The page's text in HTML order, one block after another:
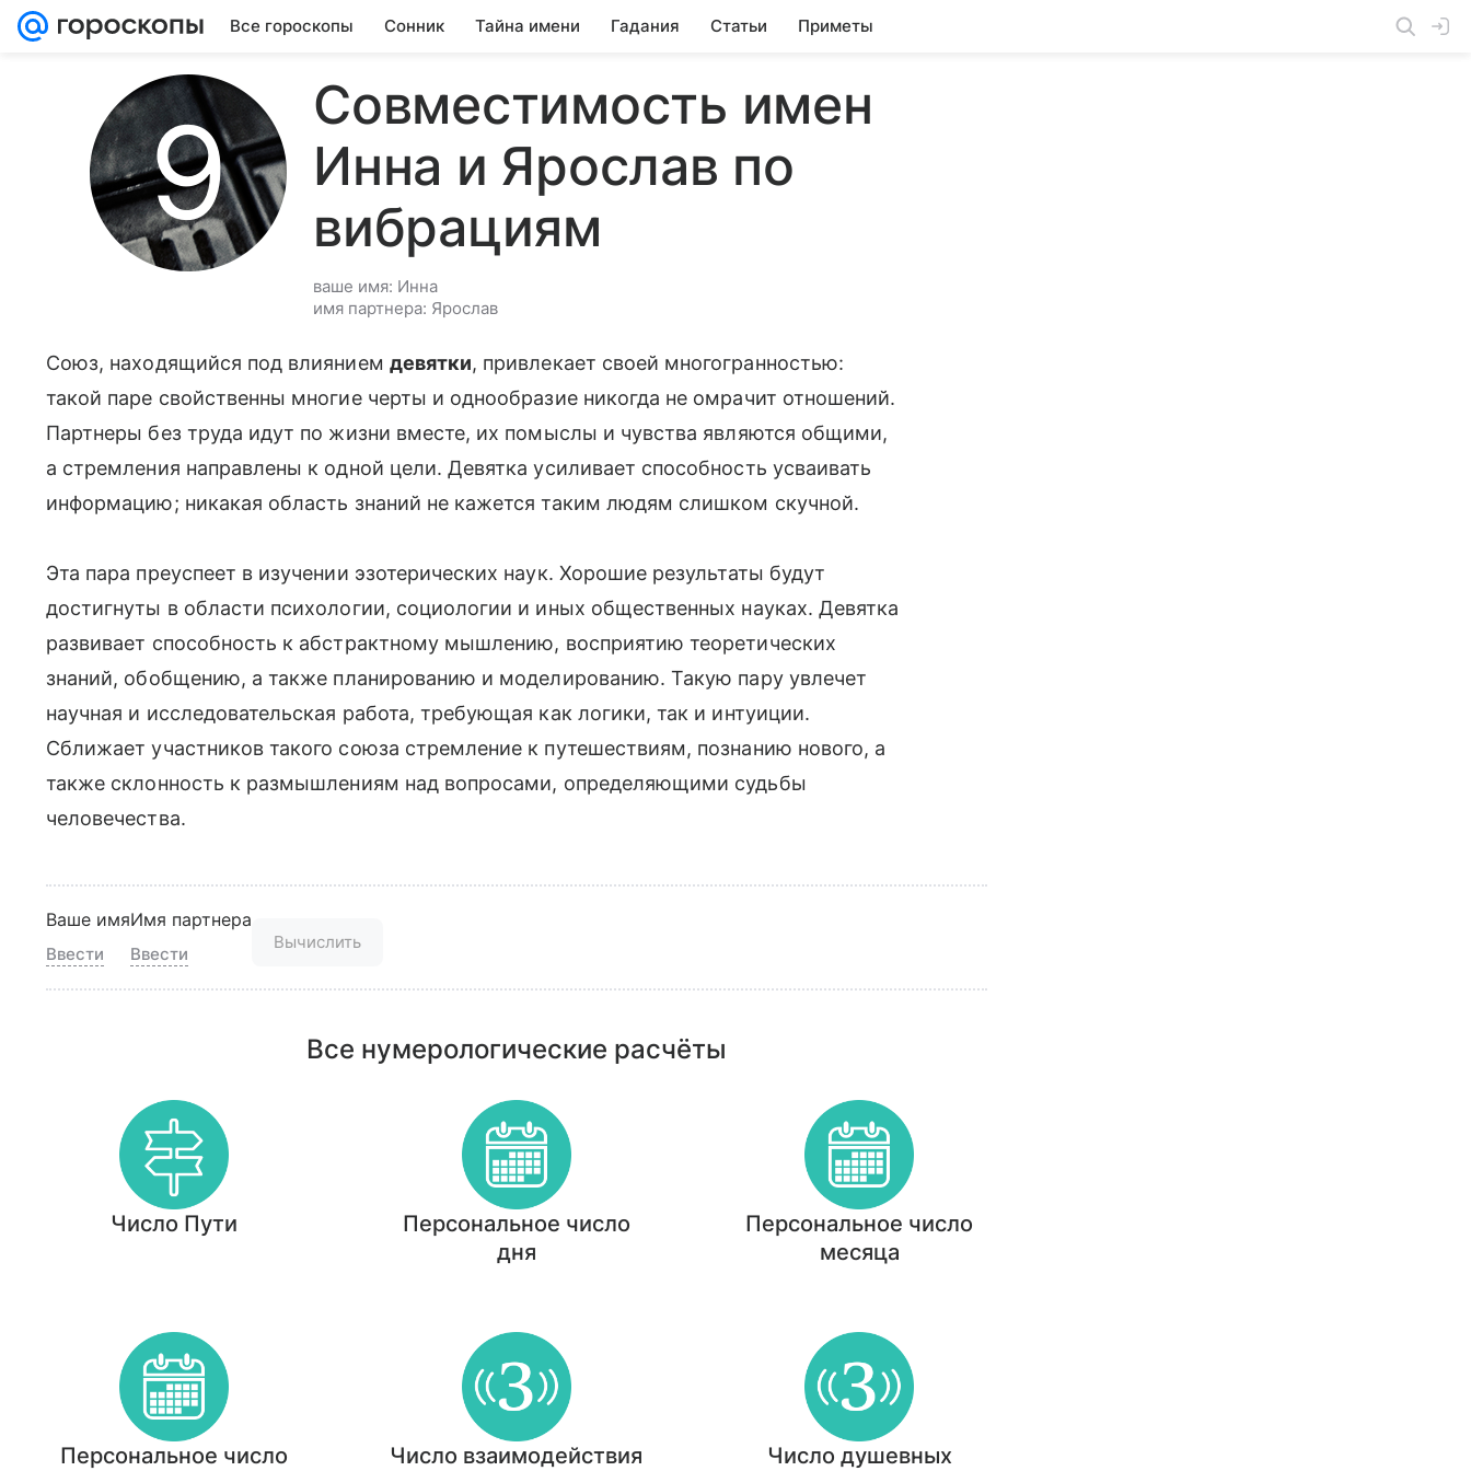
Все гороскопы Сонник Тайна имени Гадания Статьи Приметы
Совместимость имен
Инна и Ярослав по
вибрациям
ваше имя: Инна
имя партнера: Ярослав
Союз, находящийся под влиянием девятки, привлекает своей многогранностью:
такой паре свойственны многие черты и однообразие никогда не омрачит отношений.
Партнеры без труда идут по жизни вместе, их помыслы и чувства являются общими,
а стремления направлены к одной цели. Девятка усиливает способность усваивать
информацию; никакая область знаний не кажется таким людям слишком скучной.
Эта пара преуспеет в изучении эзотерических наук. Хорошие результаты будут
достигнуты в области психологии, социологии и иных общественных науках. Девятка
развивает способность к абстрактному мышлению, восприятию теоретических
знаний, обобщению, а также планированию и моделированию. Такую пару увлечет
научная и исследовательская работа, требующая как логики, так и интуиции.
Сближает участников такого союза стремление к путешествиям, познанию нового, а
также склонность к размышлениям над вопросами, определяющими судьбы
человечества.
Ваше имя
Ввести
Имя партнера
Ввести
Вычислить
Все нумерологические расчёты
Число Пути
Персональное число
дня
Персональное число
месяца
Персональное число Число взаимодействия Число душевных